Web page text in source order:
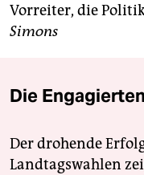
Vorreiter, die
Simons
Die
Der drohende
Landtagswahlen